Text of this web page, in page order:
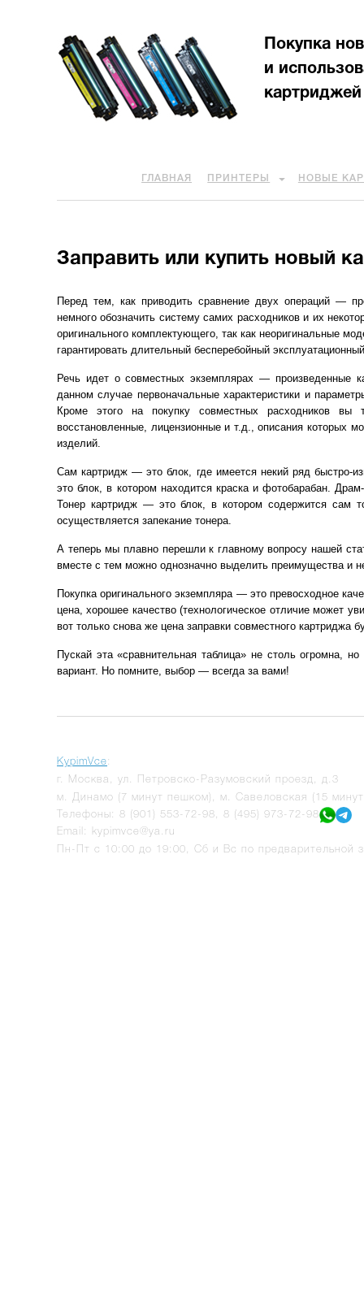
Покупка
и
картриджей
ГЛАВНАЯ ПРИНТЕРЫ НОВЫЕ
Заправить или купить новый
Перед тем, как приводить сравнение двух операций —
немного обозначить систему самих расходников и их
оригинального комплектующего, так как неоригинальные
гарантировать длительный бесперебойный
Речь идет о совместных экземплярах — произведенные
данном случае первоначальные характеристики и
Кроме этого на покупку совместных расходников
восстановленные, лицензионные и т.д., описания которых
изделий.
Сам картридж — это блок, где имеется некий ряд быстро-
это блок, в котором находится краска и фотобарабан.
Тонер картридж — это блок, в котором содержится сам
осуществляется запекание тонера.
А теперь мы плавно перешли к главному вопросу нашей
вместе с тем можно однозначно выделить преимущества и
Покупка оригинального экземпляра — это превосходное
цена, хорошее качество (технологическое отличие может
вот только снова же цена заправки совместного картриджа
Пускай эта «сравнительная таблица» не столь огромна,
вариант. Но помните, выбор — всегда за вами!
KypimVce:
г.
Москва
ул. Петровско-Разумовский проезд, д.3
м. Динамо (7 минут пешком), м. Савеловская (15
Телефоны: 8 (901) 553-72-98
8 (495) 973-72-98
Email: kypimvce@ya.ru
Пн-Пт с 10:00 до 19:00, Сб и Вс по предварительной